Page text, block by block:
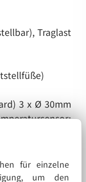
Traglast
3 x Ø 30mm
Boxen
für einzelne
um den